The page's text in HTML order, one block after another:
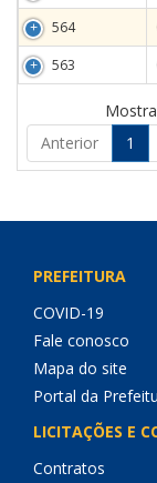
564
563
Anterior
1
PREFEITURA
COVID-19
Fale conosco
Mapa do site
Portal da
LICITAÇÕES E
Contratos